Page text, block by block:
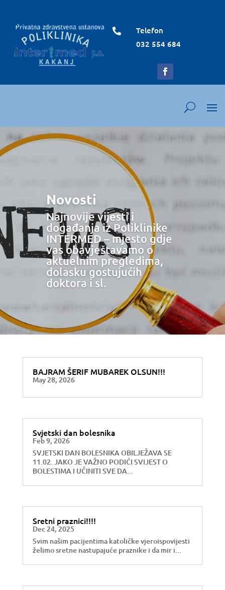

Telefon
032 554 684
Novosti
Najnovije vijesti i
događanja iz Poliklinike
INTERMED – mjesto gdje
vas obavještavamo o
aktuelnim pregledima,
dolasku gostujućih
doktora i sl.
BAJRAM ŠERIF MUBAREK OLSUN!!!
May 28, 2026
Svjetski dan bolesnika
Feb 9, 2026
SVJETSKI DAN BOLESNIKA OBILJEŽAVA SE
11.02. JAKO JE VAŽNO PODIĆI SVIJEST O
BOLESTIMA I UČINITI SVE DA...
Sretni praznici!!!!
Dec 24, 2025
Svim našim pacijentima katoličke vjeroispovijesti
želimo sretne nastupajuće praznike i da mir i...